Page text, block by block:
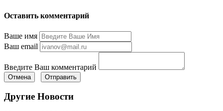
Оставить комментарий
Ваше имя
Ваш email
Введите Ваш комментарий
Отмена Отправить
Другие Новости